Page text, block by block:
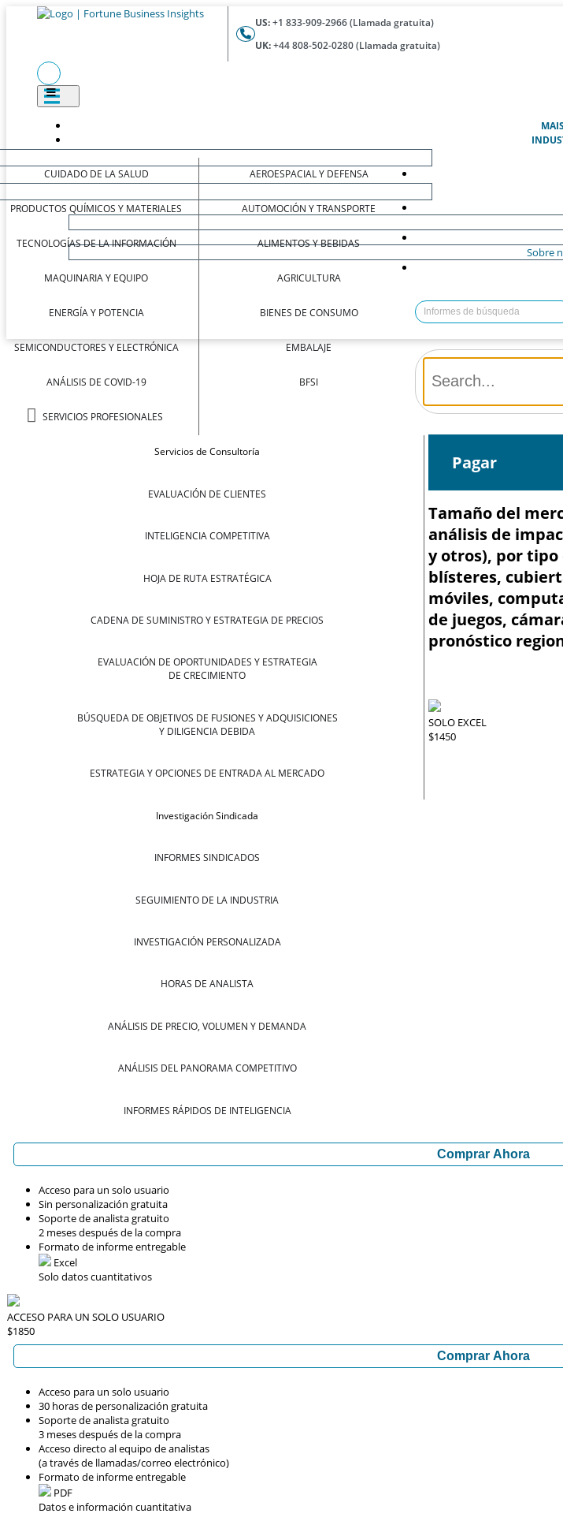
US:+1 833-909-2966 (Llamada gratuita)
UK:+44 808-502-0280 (Llamada gratuita)
CUIDADO DE LA SALUD
PRODUCTOS QUÍMICOS Y MATERIALES
TECNOLOGÍAS DE LA INFORMACIÓN
MAQUINARIA Y EQUIPO
ENERGÍA Y POTENCIA
SEMICONDUCTORES Y ELECTRÓNICA
ANÁLISIS DE COVID-19
SERVICIOS PROFESIONALES
AEROESPACIAL Y DEFENSA
AUTOMOCIÓN Y TRANSPORTE
ALIMENTOS Y BEBIDAS
AGRICULTURA
BIENES DE CONSUMO
EMBALAJE
BFSI
Servicios de Consultoría
EVALUACIÓN DE CLIENTES
INTELIGENCIA COMPETITIVA
HOJA DE RUTA ESTRATÉGICA
CADENA DE SUMINISTRO Y ESTRATEGIA DE PRECIOS
EVALUACIÓN DE OPORTUNIDADES Y ESTRATEGIA
DE CRECIMIENTO
BÚSQUEDA DE OBJETIVOS DE FUSIONES Y ADQUISICIONES
Y DILIGENCIA DEBIDA
ESTRATEGIA Y OPCIONES DE ENTRADA AL MERCADO
Investigación Sindicada
INFORMES SINDICADOS
SEGUIMIENTO DE LA INDUSTRIA
INVESTIGACIÓN PERSONALIZADA
HORAS DE ANALISTA
ANÁLISIS DE PRECIO, VOLUMEN Y DEMANDA
ANÁLISIS DEL PANORAMA COMPETITIVO
INFORMES RÁPIDOS DE INTELIGENCIA
Sobre
Pagar
Tamaño del
análisis de
y otros), por tipo
blísteres,
móviles,
de juegos,
pronóstico
SOLO EXCEL
$1450
Comprar Ahora
Acceso para un solo usuario
Sin personalización gratuita
Soporte de analista gratuito
2 meses después de la compra
Formato de informe entregable
Excel
Solo datos cuantitativos
ACCESO PARA UN SOLO USUARIO
$1850
Comprar Ahora
Acceso para un solo usuario
30 horas de personalización gratuita
Soporte de analista gratuito
3 meses después de la compra
Acceso directo al equipo de analistas
(a través de llamadas/correo electrónico)
Formato de informe entregable
PDF
Datos e información cuantitativa